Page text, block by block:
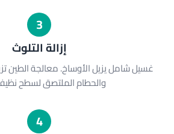
3
إزالة التلوث
غسيل شامل يزيل الأوساخ. معالجة الطين
والحطام الملتصق لسطح
4